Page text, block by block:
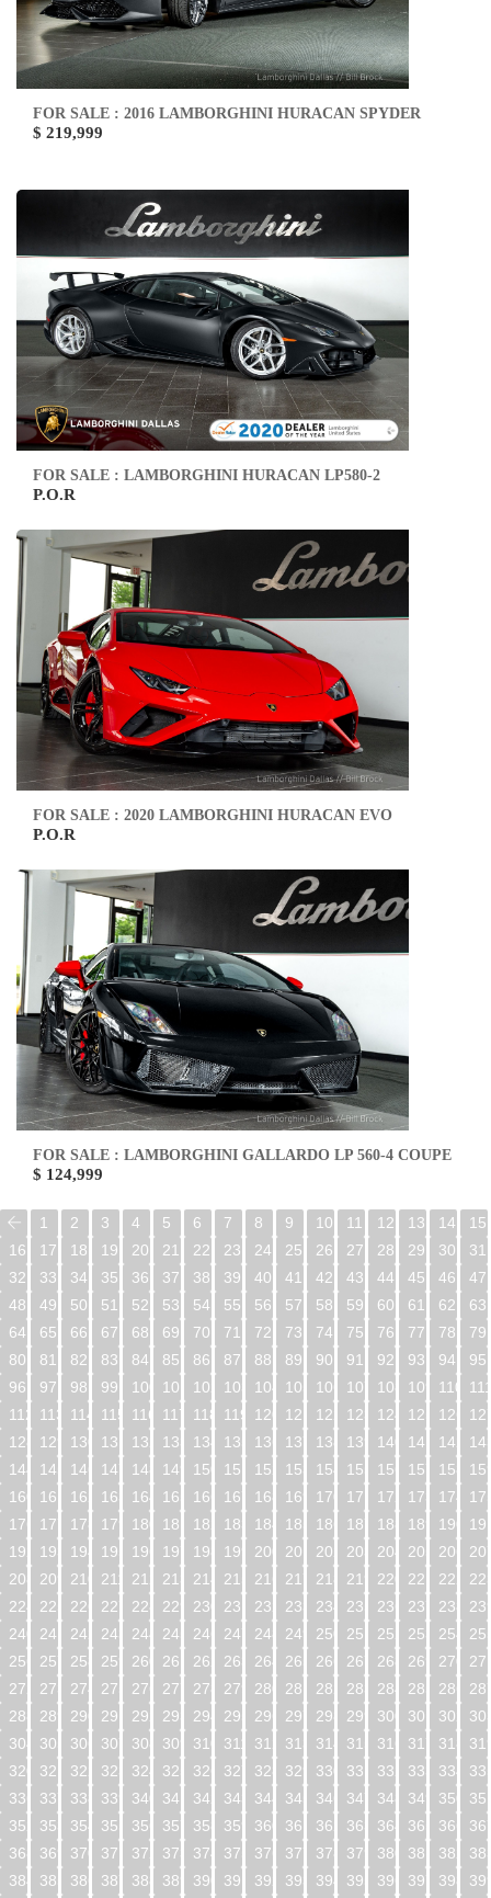
FOR SALE : 2016 LAMBORGHINI HURACAN SPYDER
$ 219,999
FOR SALE : LAMBORGHINI HURACAN LP580-2
P.O.R
FOR SALE : 2020 LAMBORGHINI HURACAN EVO
P.O.R
FOR SALE : LAMBORGHINI GALLARDO LP 560-4 COUPE
$ 124,999
1 2 3 4 5 6 7 8 9 10 11 12 13 14
15
16
17 18 19 20 21 22 23 24 25 26 27 28 29 30
31
32
33 34 35 36 37 38 39 40 41 42 43 44 45 46
47
48
49 50 51 52 53 54 55 56 57 58 59 60 61 62
63
64
65 66 67 68 69 70 71 72 73 74 75 76 77 78
79
80
81 82 83 84 85 86 87 88 89 90 91 92 93 94
95
96
97 98 99 100 101 102 103 104 105 106 107 108 109 110
112
113 114 115 116 117 118 119 120 121 122 123 124 125 126
128
129 130 131 132 133 134 135 136 137 138 139 140 141 142
144
145 146 147 148 149 150 151 152 153 154 155 156 157 158
160
161 162 163 164 165 166 167 168 169 170 171 172 173 174
176
177 178 179 180 181 182 183 184 185 186 187 188 189 190
192
193 194 195 196 197 198 199 200 201 202 203 204 205 206
208
209 210 211 212 213 214 215 216 217 218 219 220 221 222
224
225 226 227 228 229 230 231 232 233 234 235 236 237 238
240
241 242 243 244 245 246 247 248 249 250 251 252 253 254
256
257 258 259 260 261 262 263 264 265 266 267 268 269 270
272
273 274 275 276 277 278 279 280 281 282 283 284 285 286
288
289 290 291 292 293 294 295 296 297 298 299 300 301 302
304
305 306 307 308 309 310 311 312 313 314 315 316 317 318
320
321 322 323 324 325 326 327 328 329 330 331 332 333 334
336
337 338 339 340 341 342 343 344 345 346 347 348 349 350
352
353 354 355 356 357 358 359 360 361 362 363 364 365 366
368
369 370 371 372 373 374 375 376 377 378 379 380 381 382
384
385 386 387 388 389 390 391 392 393 394 395 396 397 398